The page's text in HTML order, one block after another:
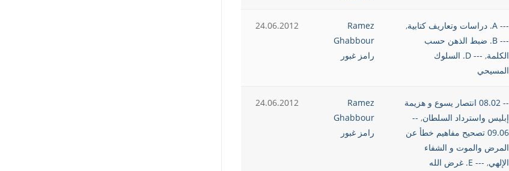
--- A. دراسات وتعاريف كتابية
,
--- B. ضبط الذهن حسب
الكلمة,
--- D. السلوك
المسيحي
Ramez
Ghabbour
رامز غبور
24.06.2012
-- 08.02 انتصار يسوع و هزيمة
إبليس واسترداد السلطان,
--
09.06 تصحيح مفاهيم خطأ عن
المرض والموت و الشفاء
الإلهي,
--- E. غرض الله
Ramez
Ghabbour
رامز غبور
24.06.2012